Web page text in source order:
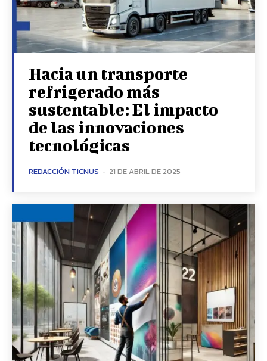
Hacia un transporte
refrigerado más
sustentable: El impacto
de las innovaciones
tecnológicas
REDACCIÓN TICNUS - 21 DE ABRIL DE 2025